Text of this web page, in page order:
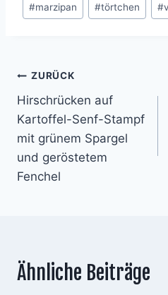
#marzipan #törtchen #
Beitragsnavigation
ZURÜCK
Hirschrücken auf
Kartoffel-Senf-Stampf
mit grünem Spargel
und geröstetem
Fenchel
Ähnliche Beiträge